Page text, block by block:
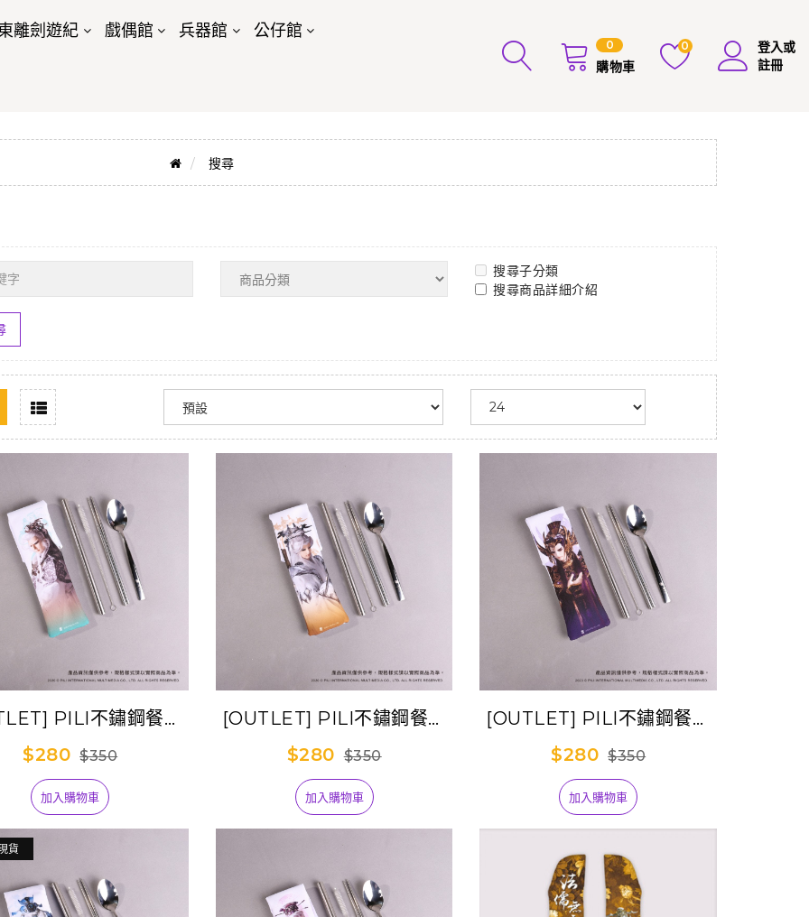
離劍遊紀 戲偶館 兵器館 公仔館
0
購物車
0
登入或
註冊
搜尋
搜尋子分類
搜尋商品詳細介紹
PILI不鏽鋼餐具
隨身包-劍子仙跡
$280 $350
加入購物車
[OUTLET] PILI不鏽鋼餐具
吸管隨身包-君奉天
$280 $350
加入購物車
[OUTLET] PILI不鏽鋼餐具
吸管隨身包-地冥
$280 $350
加入購物車
貨